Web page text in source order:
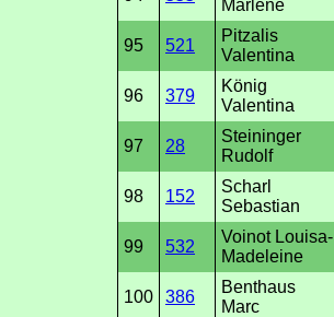
Marlene
95 521
Pitzalis
Valentina
96 379
König
Valentina
97 28
Steininger
Rudolf
98 152
Scharl
Sebastian
99 532
Voinot Louisa-
Madeleine
100 386
Benthaus
Marc